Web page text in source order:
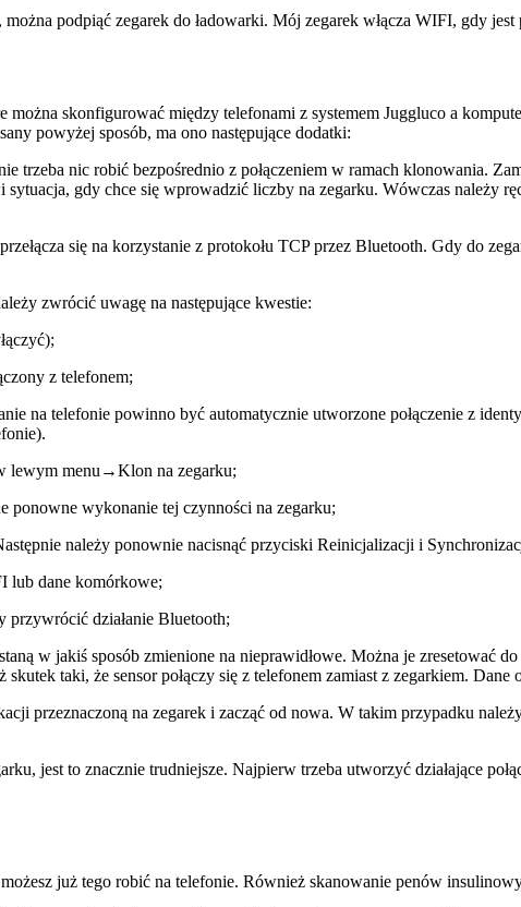
podpiąć zegarek do ładowarki. Mój zegarek włącza WIFI, gdy jest
można skonfigurować między telefonami z systemem Juggluco a
powyżej sposób, ma ono następujące dodatki:
trzeba nic robić bezpośrednio z połączeniem w ramach klonowania.
gdy chce się wprowadzić liczby na zegarku. Wówczas należy
się na korzystanie z protokołu TCP przez Bluetooth. Gdy do
zwrócić uwagę na następujące kwestie:
z telefonem;
telefonie powinno być automatycznie utworzone połączenie z
lewym menu→Klon na zegarku;
ponowne wykonanie tej czynności na zegarku;
należy ponownie nacisnąć przyciski Reinicjalizacji i
lub dane komórkowe;
przywrócić działanie Bluetooth;
w jakiś sposób zmienione na nieprawidłowe. Można je zresetować
taki, że sensor połączy się z telefonem zamiast z zegarkiem. Dane
przeznaczoną na zegarek i zacząć od nowa. W takim przypadku
jest to znacznie trudniejsze. Najpierw trzeba utworzyć działające
już tego robić na telefonie. Również skanowanie penów